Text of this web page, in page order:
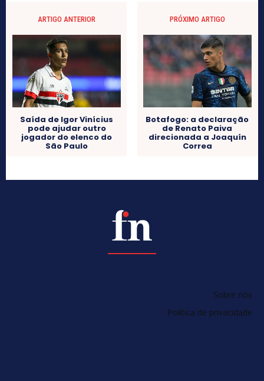
ARTIGO ANTERIOR
Saída de Igor Vinícius
pode ajudar outro
jogador do elenco do
São Paulo
PRÓXIMO ARTIGO
Botafogo: a declaração
de Renato Paiva
direcionada a Joaquín
Correa
Sobre nós
Política de privacidade